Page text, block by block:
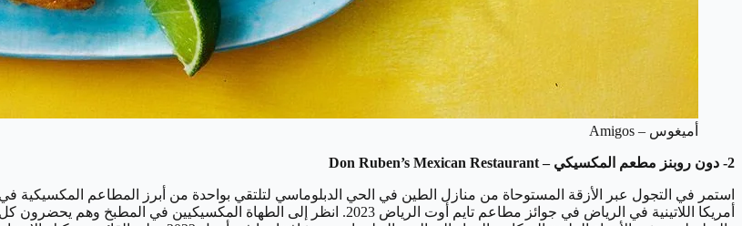
أميغوس – Amigos
2- دون روبنز مطعم المكسيكي – Don Ruben’s Mexican Restaurant
استمر في التجول عبر الأزقة المستوحاة من منازل الطين في الحي الدبلوماسي لتلتقي بواحدة من أبرز المطاعم
أمريكا اللاتينية في الرياض في جوائز مطاعم تايم أوت الرياض 2023. انظر إلى